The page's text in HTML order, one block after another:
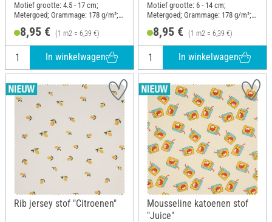
Motief grootte: 4.5 - 17 cm;
Metergoed; Grammage: 178 g/m²;
8,95 € (1 m2 = 6,39 €)
In winkelwagen
Motief grootte: 6 - 14 cm;
Metergoed; Grammage: 178 g/m²;
8,95 € (1 m2 = 6,39 €)
In winkelwagen
Rib jersey stof "Citroenen"
Mousseline katoenen stof
"Juice"